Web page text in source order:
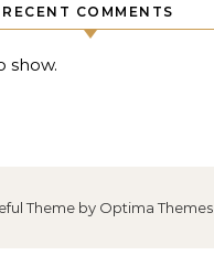
RECENT COMMENTS
show.
Theme by Optima Themes